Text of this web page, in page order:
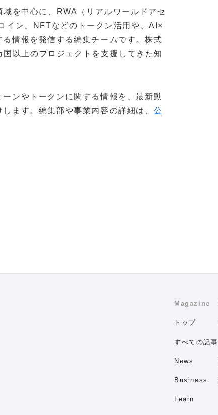
を中心に、RWA（リアルワールドアセ
イン、NFTなどのトークン活用や、AI×
情報を発信する編集チームです。株式
以上のプロジェクトを支援してきた知
ンやトークンに関する情報を、最新動
ます。編集部や事業内容の詳細は、 公
Magazine
トップ
すべての記事
News
Business
Learn